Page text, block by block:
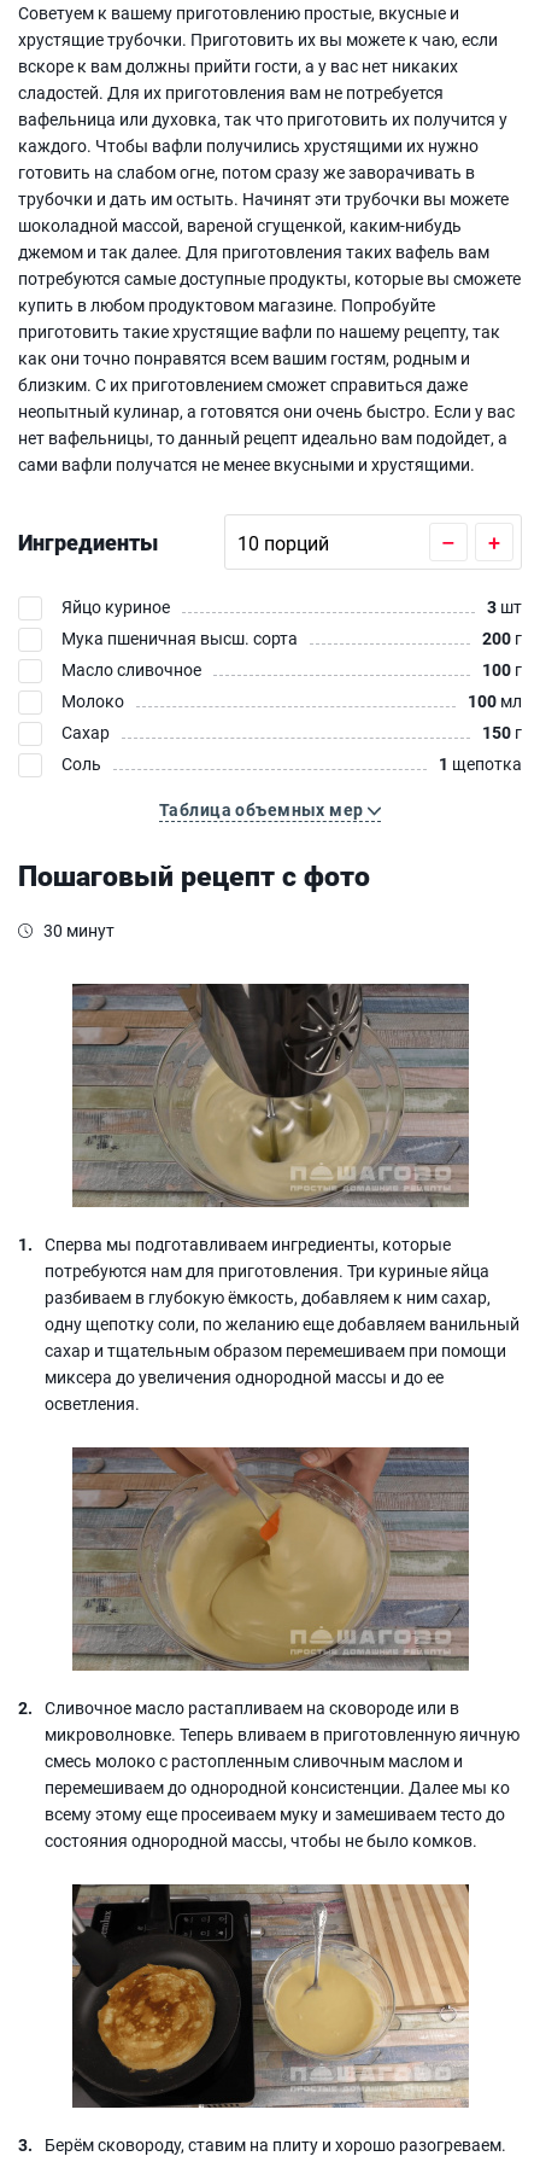
Советуем к вашему приготовлению простые, вкусные и
хрустящие трубочки. Приготовить их вы можете к чаю, если
вскоре к вам должны прийти гости, а у вас нет никаких
сладостей. Для их приготовления вам не потребуется
вафельница или духовка, так что приготовить их получится у
каждого. Чтобы вафли получились хрустящими их нужно
готовить на слабом огне, потом сразу же заворачивать в
трубочки и дать им остыть. Начинят эти трубочки вы можете
шоколадной массой, вареной сгущенкой, каким-нибудь
джемом и так далее. Для приготовления таких вафель вам
потребуются самые доступные продукты, которые вы сможете
купить в любом продуктовом магазине. Попробуйте
приготовить такие хрустящие вафли по нашему рецепту, так
как они точно понравятся всем вашим гостям, родным и
близким. С их приготовлением сможет справиться даже
неопытный кулинар, а готовятся они очень быстро. Если у вас
нет вафельницы, то данный рецепт идеально вам подойдет, а
сами вафли получатся не менее вкусными и хрустящими.
Ингредиенты – +
Яйцо куриное 3 шт
Мука пшеничная высш. сорта
200 г
Масло сливочное
100 г
Молоко
100 мл
Сахар
150 г
Соль
1 щепотка
Таблица объемных мер
Пошаговый рецепт с фото
30 минут
Сперва мы подготавливаем ингредиенты, которые
потребуются нам для приготовления. Три куриные яйца
разбиваем в глубокую ёмкость, добавляем к ним сахар,
одну щепотку соли, по желанию еще добавляем ванильный
сахар и тщательным образом перемешиваем при помощи
миксера до увеличения однородной массы и до ее
осветления.
Сливочное масло растапливаем на сковороде или в
микроволновке. Теперь вливаем в приготовленную яичную
смесь молоко с растопленным сливочным маслом и
перемешиваем до однородной консистенции. Далее мы ко
всему этому еще просеиваем муку и замешиваем тесто до
состояния однородной массы, чтобы не было комков.
Берём сковороду, ставим на плиту и хорошо разогреваем.